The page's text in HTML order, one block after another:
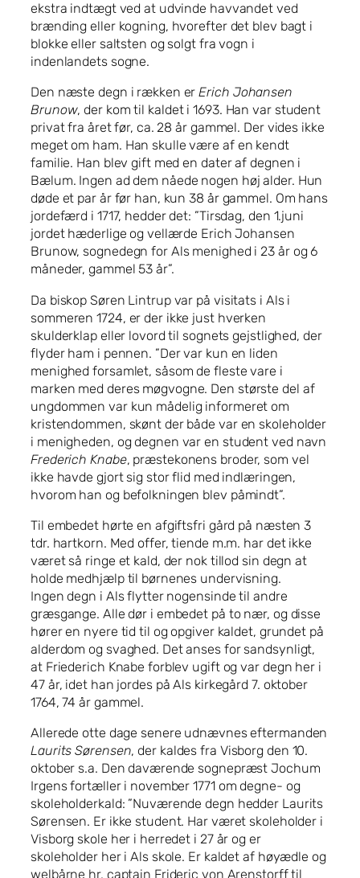
ekstra indtægt ved at udvinde havvandet ved
brænding eller kogning, hvorefter det blev bagt i
blokke eller saltsten og solgt fra vogn i
indenlandets sogne.
Den næste degn i rækken erErich Johansen
Brunow, der kom til kaldet i 1693. Han var student
privat fra året før, ca. 28 år gammel. Der vides ikke
meget om ham. Han skulle være af en kendt
familie. Han blev gift med en dater af degnen i
Bælum. Ingen ad dem nåede nogen høj alder. Hun
døde et par år før han, kun 38 år gammel. Om hans
jordefærd i 1717, hedder det: ”Tirsdag, den 1.juni
jordet hæderlige og vellærde Erich Johansen
Brunow, sognedegn for Als menighed i 23 år og 6
måneder, gammel 53 år”.
Da biskop Søren Lintrup var på visitats i Als i
sommeren 1724, er der ikke just hverken
skulderklap eller lovord til sognets gejstlighed, der
flyder ham i pennen. ”Der var kun en liden
menighed forsamlet, såsom de fleste vare i
marken med deres møgvogne. Den største del af
ungdommen var kun mådelig informeret om
kristendommen, skønt der både var en skoleholder
i menigheden, og degnen var en student ved navn
Frederich Knabe, præstekonens broder, som vel
ikke havde gjort sig stor flid med indlæringen,
hvorom han og befolkningen blev påmindt”.
Til embedet hørte en afgiftsfri gård på næsten 3
tdr. hartkorn. Med offer, tiende m.m. har det ikke
været så ringe et kald, der nok tillod sin degn at
holde medhjælp til børnenes undervisning.
Ingen degn i Als flytter nogensinde til andre
græsgange. Alle dør i embedet på to nær, og disse
hører en nyere tid til og opgiver kaldet, grundet på
alderdom og svaghed. Det anses for sandsynligt,
at Friederich Knabe forblev ugift og var degn her i
47 år, idet han jordes på Als kirkegård 7. oktober
1764, 74 år gammel.
Allerede otte dage senere udnævnes eftermanden
Laurits Sørensen, der kaldes fra Visborg den 10.
oktober s.a. Den daværende sognepræst Jochum
Irgens fortæller i november 1771 om degne- og
skoleholderkald: ”Nuværende degn hedder Laurits
Sørensen. Er ikke student. Har været skoleholder i
Visborg skole her i herredet i 27 år og er
skoleholder her i Als skole. Er kaldet af høyædle og
welbårne hr. captain Frideric von Arenstorff til